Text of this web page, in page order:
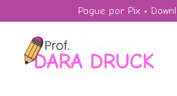
Pague por Pix •